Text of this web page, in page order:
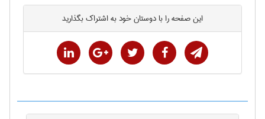
این صفحه را با دوستان خود به اشتراک بگذارید